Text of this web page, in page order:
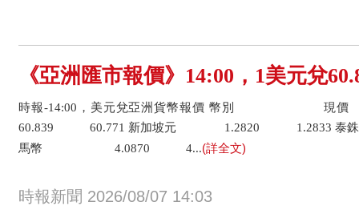
《亞洲匯市報價》14:00，1美元兌
時報-14:00，美元兌亞洲貨幣報價 幣別
60.839 60.771 新加坡元 1.2820
馬幣 4.0870 4...(詳全文)
時報新聞 2026/08/07 14:03